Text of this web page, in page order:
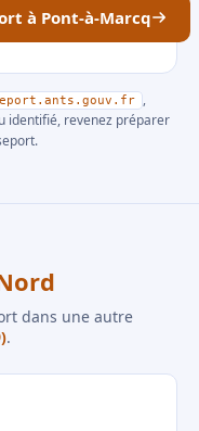
à Pont-à-Marcq
,
identifié, revenez préparer
dans une autre
.